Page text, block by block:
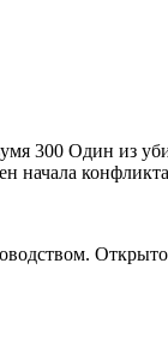
300 Один из
начала